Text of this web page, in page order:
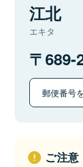
江北
エキタ
689-
郵便番号
ご注意